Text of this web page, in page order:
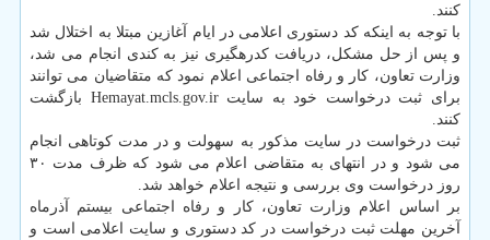
كنند.
با توجه به اینكه كد دستوری اعلامی در ایام آغازین مبتلا به اختلال شد
و پس از حل مشكل، دریافت كدرهگیری نیز به كندی انجام می شد،
وزارت تعاون، كار و رفاه اجتماعی اعلام نمود كه متقاضیان می توانند
برای ثبت درخواست خود به سایت Hemayat.mcls.gov.ir بازگشت
كنند.
ثبت درخواست در سایت مذكور به سهولت و در مدت كوتاهی انجام
می شود و در انتهای به متقاضی اعلام می شود كه ظرف مدت ۳۰
روز درخواست وی بررسی و نتیجه اعلام خواهد شد.
بر اساس اعلام وزارت تعاون، كار و رفاه اجتماعی بیستم آذرماه
آخرین مهلت ثبت درخواست در كد دستوری و سایت اعلامی است و